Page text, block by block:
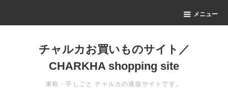
メニュー
チャルカお買いものサイト／
CHARKHA shopping site
東欧・手しごと チャルカの通販サイトです。